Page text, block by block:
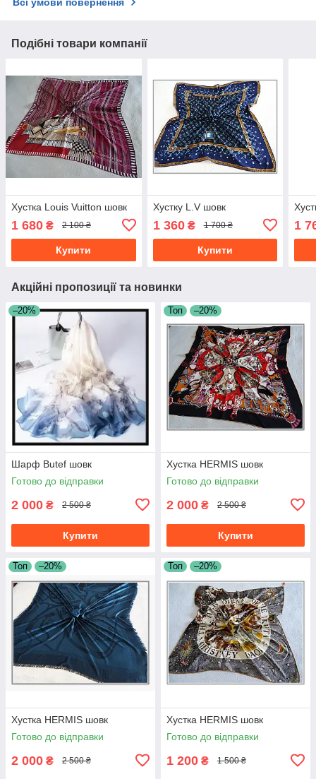
Всі умови повернення
Подібні товари компанії
Хустка Louis Vuitton шовк
1 680 ₴ 2 100 ₴
Купити
Хустку L.V шовк
1 360₴ 1 700 ₴
Купити
1
Акційні пропозиції та новинки
–20%
Шарф Butef шовк
Готово до відправки
2 000 ₴ 2 500 ₴
Купити
Топ –20%
Хустка HERMIS шовк
Готово до відправки
2 000 ₴ 2 500 ₴
Купити
Топ –20%
Хустка HERMIS шовк
Готово до відправки
2 000 ₴ 2 500 ₴
Топ –20%
Хустка HERMIS шовк
Готово до відправки
1 200 ₴ 1 500 ₴